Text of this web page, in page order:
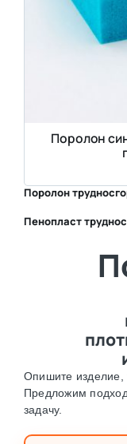
Поролон
Поролон
Пенопласт
Опишите изделие,
Предложим
задачу.